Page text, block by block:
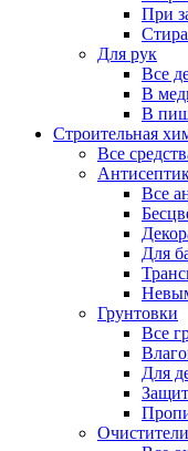
При
Для рук
Все
В
В
Строительная
Все
Все
Для
Грунтовки
Все
Для
Очистители